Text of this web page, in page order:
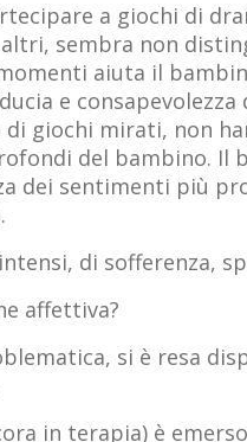
a giochi di
sembra non
aiuta il
e
giochi mirati, non
del bambino. Il
dei sentimenti più
di sofferenza,
affettiva?
si è resa
in terapia) è